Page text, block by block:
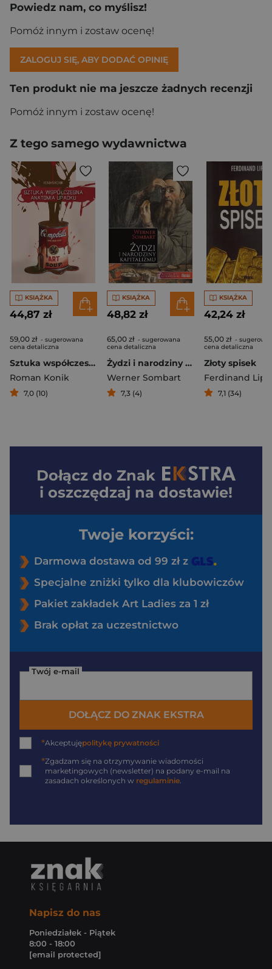
Powiedz nam, co myślisz!
Pomóż innym i zostaw ocenę!
ZALOGUJ SIĘ, ABY DODAĆ OPINIĘ
Ten produkt nie ma jeszcze żadnych recenzji
Pomóż innym i zostaw ocenę!
Z tego samego wydawnictwa
KSIĄŻKA
44,87 zł
59,00 zł - sugerowana
cena detaliczna
Sztuka współczesna Anatomia upadku
Roman Konik
7,0 (10)
KSIĄŻKA
48,82 zł
65,00 zł - sugerowana
cena detaliczna
Żydzi i narodziny kapitalizmu
Werner Sombart
7,3 (4)
KSIĄŻKA
42,24 zł
55,00 zł -
cena detaliczna
Złoty spisek
Ferdinand Lips
7,1 (34)
Dołącz do Znak
i oszczędzaj na dostawie!
Twoje korzyści:
Darmowa dostawa od 99 zł z
Specjalne zniżki tylko dla klubowiczów
Pakiet zakładek Art Ladies za 1 zł
Brak opłat za uczestnictwo
Twój e-mail
DOŁĄCZ DO ZNAK EKSTRA
*Akceptujępolitykę prywatności
*Zgadzam się na otrzymywanie wiadomości
marketingowych (newsletter) na podany e-mail na
zasadach określonych w regulaminie
Napisz do nas
Poniedziałek - Piątek
8:00 - 18:00
[email protected]